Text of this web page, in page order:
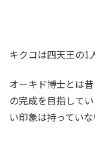
キクコは四天王の1
オーキド博士とは
の完成を目指して
い印象は持っていな